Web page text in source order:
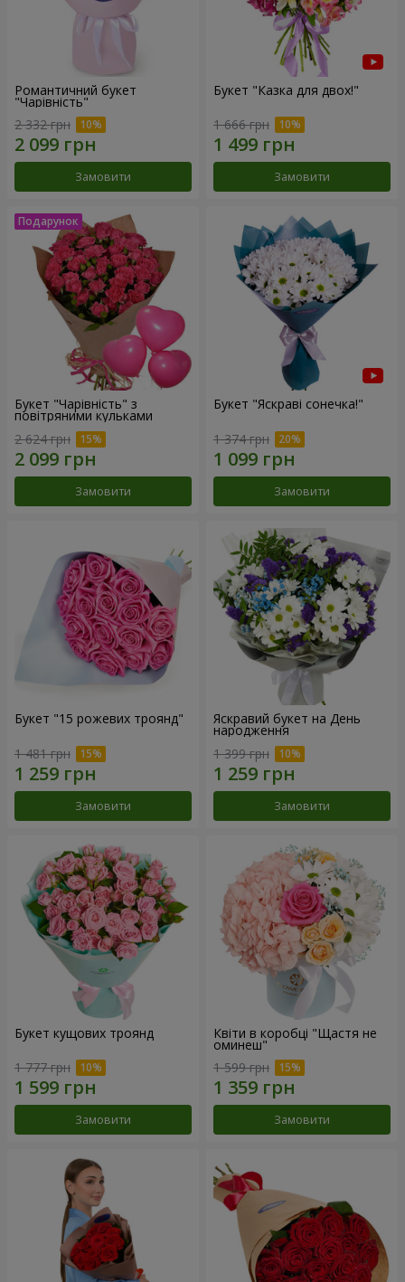
Романтичний букет
"Чарівність"
2 332 грн
Замовити
Букет "Казка для двох!"
1 666 грн
Замовити
Букет "Чарівність" з
повітряними кульками
2 624 грн
Замовити
Букет "Яскраві сонечка!"
1 374 грн
Замовити
Букет "15 рожевих троянд"
1 481 грн
Замовити
Яскравий букет на День
народження
1 399 грн
Замовити
Букет кущових троянд
1 777 грн
Замовити
Квіти в коробці "Щастя не
оминеш"
1 599 грн
Замовити